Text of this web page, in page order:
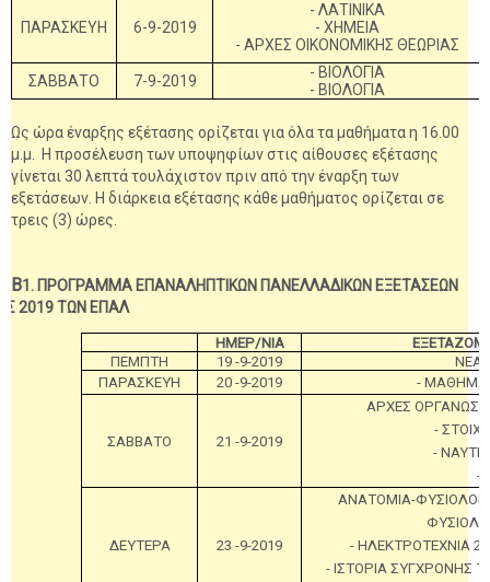
ΠΑΡΑΣΚΕΥΗ 6-9-2019
- ΛΑΤΙΝΙΚΑ
- ΧΗΜΕΙΑ
- ΑΡΧΕΣ ΟΙΚΟΝΟΜΙΚΗΣ ΘΕΩΡΙΑΣ
ΣΑΒΒΑΤΟ 7-9-2019
- ΒΙΟΛΟΓΙΑ
- ΒΙΟΛΟΓΙΑ
Ως ώρα έναρξης εξέτασης ορίζεται για όλα τα μαθήματα η 16.00
μ.μ. Η προσέλευση των υποψηφίων στις αίθουσες εξέτασης
γίνεται 30 λεπτά τουλάχιστον πριν από την έναρξη των
εξετάσεων. Η διάρκεια εξέτασης κάθε μαθήματος ορίζεται σε
τρεις (3) ώρες.
Β1. ΠΡΟΓΡΑΜΜΑ ΕΠΑΝΑΛΗΠΤΙΚΩΝ ΠΑΝΕΛΛΑΔΙΚΩΝ ΕΞΕΤΑΣΕΩΝ
2019 ΤΩΝ ΕΠΑΛ
ΗΜΕΡ/ΝΙΑ
ΠΕΜΠΤΗ
19 -9-2019
ΝΕΑ
ΠΑΡΑΣΚΕΥΗ
20 -9-2019 -
ΣΑΒΒΑΤΟ 21 -9-2019
ΑΡΧΕΣ
-
-
-
ΔΕΥΤΕΡΑ 23 -9-2019
ΑΝΑΤΟΜΙΑ-
- ΗΛΕΚΤΡΟΤΕΧΝΙΑ 2
- ΙΣΤΟΡΙΑ ΣΥΓΧΡΟΝΗΣ